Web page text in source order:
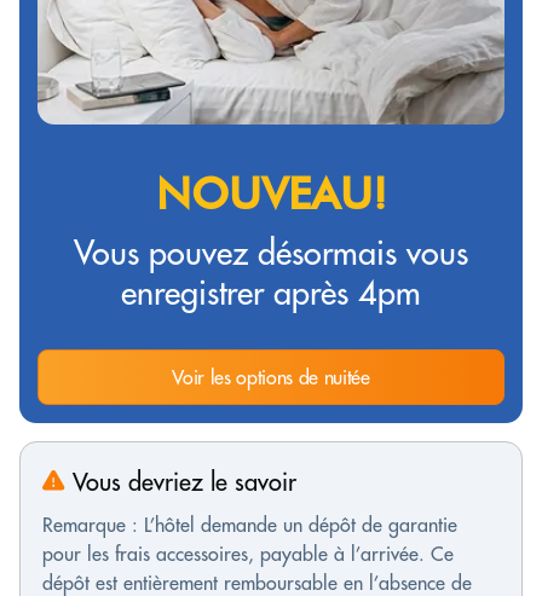
NOUVEAU!
Vous pouvez désormais vous
enregistrer après 4pm
Voir les options de nuitée
Vous devriez le savoir
Remarque : L’hôtel demande un dépôt de garantie
pour les frais accessoires, payable à l’arrivée. Ce
dépôt est entièrement remboursable en l’absence de